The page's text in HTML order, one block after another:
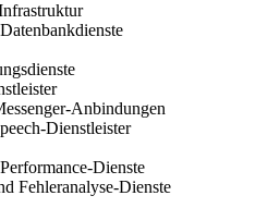
Anbindungen
Dienstleister
Dienste
Fehleranalyse-Dienste